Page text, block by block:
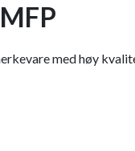
med høy